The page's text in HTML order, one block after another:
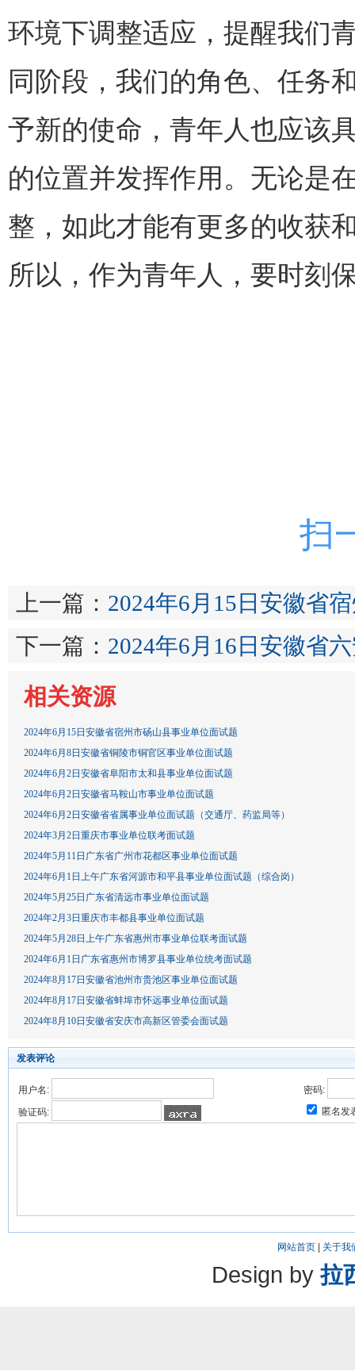
环境下调整适应，提醒我们
同阶段，我们的角色、任务
予新的使命，青年人也应该
的位置并发挥作用。无论是
整，如此才能有更多的收获
所以，作为青年人，要时刻
扫
上一篇： 2024年6月15日安徽省
下一篇： 2024年6月16日安徽省
相关资源
2024年6月15日安徽省宿州市砀山县事业单位面试题
2024年6月8日安徽省铜陵市铜官区事业单位面试题
2024年6月2日安徽省阜阳市太和县事业单位面试题
2024年6月2日安徽省马鞍山市事业单位面试题
2024年6月2日安徽省省属事业单位面试题（交通厅、药监局等）
2024年3月2日重庆市事业单位联考面试题
2024年5月11日广东省广州市花都区事业单位面试题
2024年6月1日上午广东省河源市和平县事业单位面试题（综合岗）
2024年5月25日广东省清远市事业单位面试题
2024年2月3日重庆市丰都县事业单位面试题
2024年5月28日上午广东省惠州市事业单位联考面试题
2024年6月1日广东省惠州市博罗县事业单位统考面试题
2024年8月17日安徽省池州市贵池区事业单位面试题
2024年8月17日安徽省蚌埠市怀远事业单位面试题
2024年8月10日安徽省安庆市高新区管委会面试题
发表评论
用户名:
密码:
验证码:
匿名发
网站首页| 关于我
Design by拉